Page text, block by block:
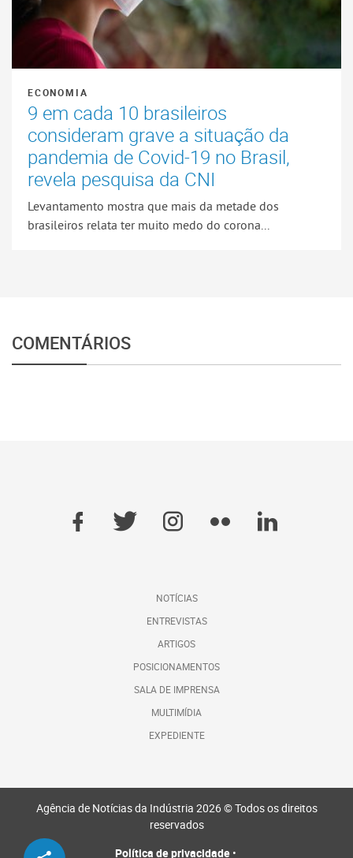
ECONOMIA
9 em cada 10 brasileiros
consideram grave a situação da
pandemia de Covid-19 no Brasil,
revela pesquisa da CNI
Levantamento mostra que mais da metade dos
brasileiros relata ter muito medo do corona...
COMENTÁRIOS
NOTÍCIAS
ENTREVISTAS
ARTIGOS
POSICIONAMENTOS
SALA DE IMPRENSA
MULTIMÍDIA
EXPEDIENTE
Agência de Notícias da Indústria 2026 © Todos os direitos
reservados
Política de privacidade•